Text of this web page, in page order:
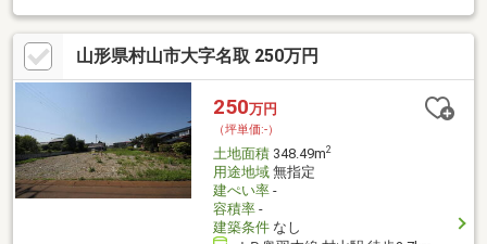
山形県村山市大字名取 250万円
250万円
（坪単価:-）
土地面積348.49m2
用途地域無指定
建ぺい率-
容積率-
建築条件なし